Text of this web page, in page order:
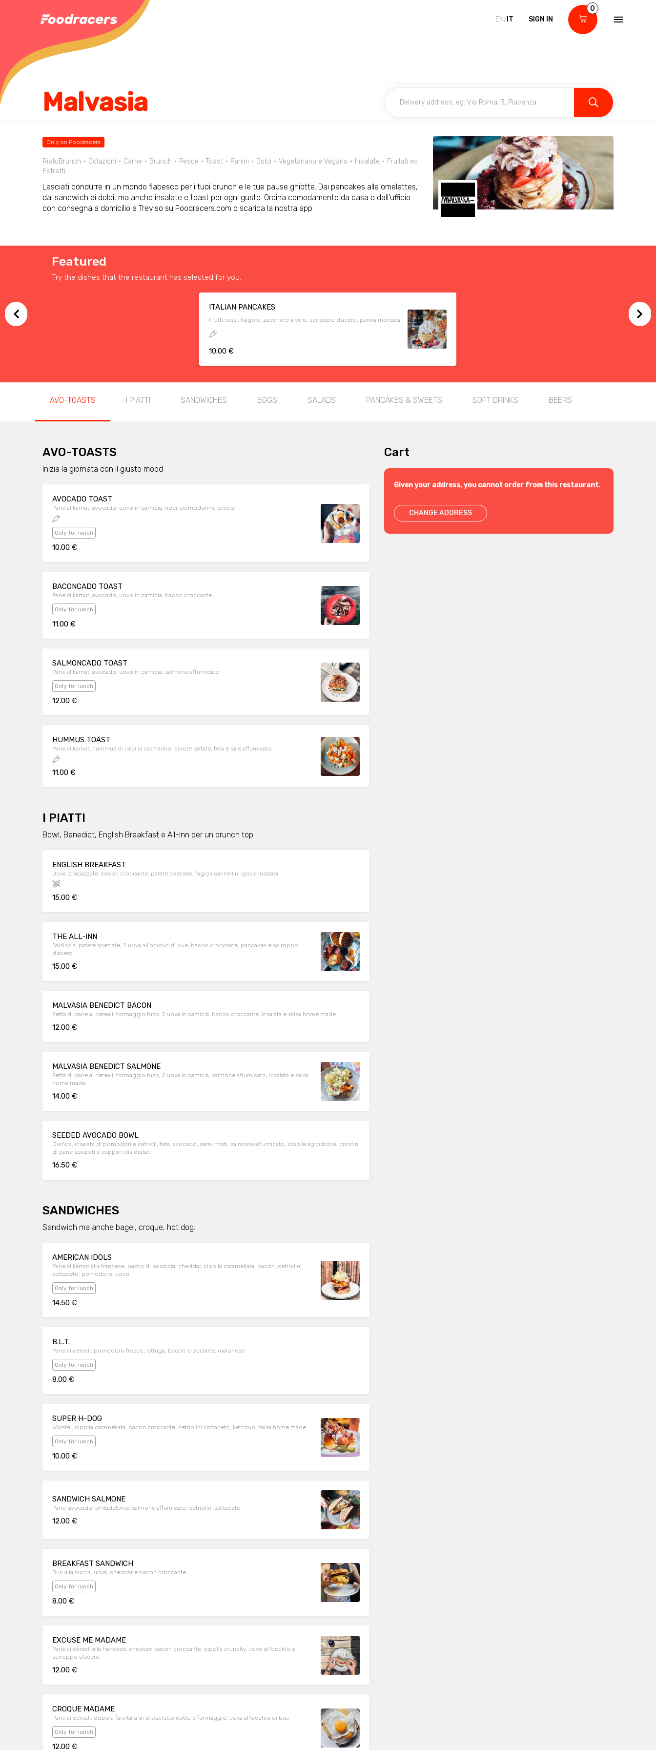
EN/ IT SIGN IN
0
Malvasia
Only on Foodracers
RistoBrunch Colazioni Carne Brunch Pesce Toast Panini Dolci Vegetariano e Vegano Insalate
Frullati ed
Estratti
Lasciati condurre in un mondo fiabesco per i tuoi brunch e le tue pause ghiotte. Dai pancakes alle omelettes,
dai sandwich ai dolci, ma anche insalate e toast per ogni gusto. Ordina comodamente da casa o dall'ufficio
con consegna a domicilio a Treviso su Foodracers.com o scarica la nostra app
Featured
Try the dishes that the restaurant has selected for you.
ITALIAN PANCAKES
Frutti rossi, fragole, zucchero a velo, sciroppo d'acero, panna montata
10.00 €
AVO-TOASTS I PIATTI SANDWICHES EGGS SALADS PANCAKES & SWEETS SOFT DRINKS BEERS
AVO-TOASTS
Inizia la giornata con il giusto mood
AVOCADO TOAST
Pane al kamut, avocado, uovo in camicia, noci, pomodorino secco
Only for lunch
10.00 €
BACONCADO TOAST
Pane al kamut, avocado, uovo in camicia, bacon croccante
Only for lunch
11.00 €
SALMONCADO TOAST
Pane al kamut, avocado, uovo in camicia, salmone affumicato
Only for lunch
12.00 €
HUMMUS TOAST
Pane al kamut, hummus di ceci al rosmarino, carote saltate, feta e sale affumicato
11.00 €
I PIATTI
Bowl, Benedict, English Breakfast e All-Inn per un brunch top
ENGLISH BREAKFAST
Uova strapazzate, bacon croccante, patate speziate, fagioli cannellini spicy, insalata
15.00 €
THE ALL-INN
Salsiccia, patate speziate, 2 uova all’occhio di bue, bacon croccante, pancakes e sciroppo
d’acero
15.00 €
MALVASIA BENEDICT BACON
Fetta di pane ai cereali, formaggio fuso, 2 uova in camicia, bacon croccante, insalata e salsa home made
12.00 €
MALVASIA BENEDICT SALMONE
Fetta di pane ai cereali, formaggio fuso, 2 uova in camicia, salmone affumicato, insalata e salsa
home made
14.00 €
SEEDED AVOCADO BOWL
Quinoa, insalata di pomodori e cetrioli, feta, avocado, semi misti, salmone affumicato, cipolla agrodolce, crostini
di pane speziati e capperi disidratati
16.50 €
SANDWICHES
Sandwich ma anche bagel, croque, hot dog..
AMERICAN IDOLS
Pane al kamut alla francese, pastin di salsiccia, cheddar, cipolla caramellata, bacon, cetriolini
sottaceto, pomodoro, uovo
Only for lunch
14.50 €
B.L.T.
Pane ai cereali, pomodoro fresco, lattuga, bacon croccante, maionese
Only for lunch
8.00 €
SUPER H-DOG
Würstel, cipolla caramellata, bacon croccante, cetriolini sottaceto, ketchup, salsa home made
Only for lunch
10.00 €
SANDWICH SALMONE
Pane, avocado, philadelphia, salmone affumicato, cetriolini sottaceto
12.00 €
BREAKFAST SANDWICH
Bun alla zucca, uova, cheddar e bacon croccante
Only for lunch
8.00 €
EXCUSE ME MADAME
Pane ai cereali alla francese, cheddar, bacon croccante, cipolla crunchy, uovo all’occhio e
sciroppo d’acero
12.00 €
CROQUE MADAME
Pane ai cereali, doppia farcitura di prosciutto cotto e formaggio, uova all’occhio di bue
Only for lunch
12.00 €
Cart
Given your address, you cannot order from this restaurant.
CHANGE ADDRESS